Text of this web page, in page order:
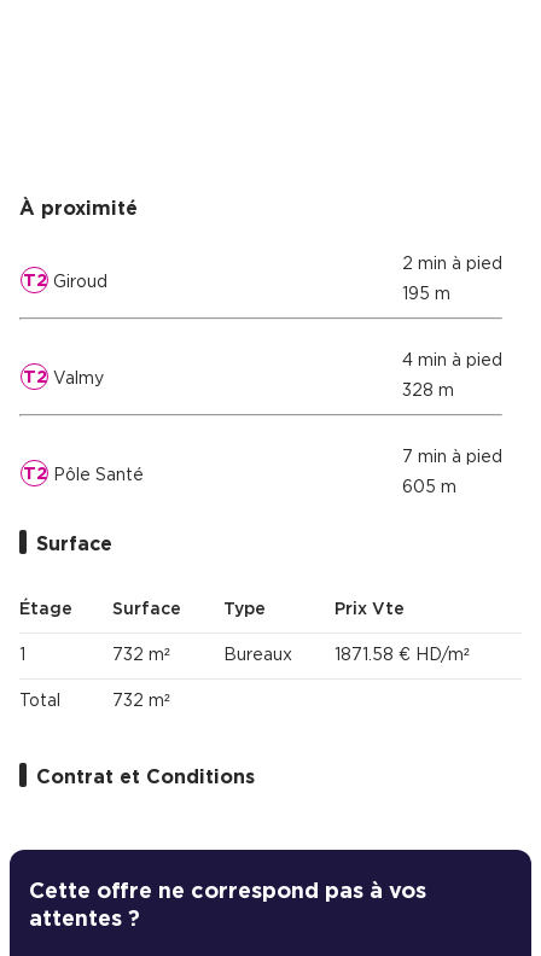
À proximité
T2Giroud
2 min à pied
195 m
T2Valmy
4 min à pied
328 m
T2Pôle Santé
7 min à pied
605 m
Surface
Étage Surface Type Prix Vte
732 m² Bureaux 1871.58 € HD/m²
Total 732 m²
Contrat et Conditions
Cette offre ne correspond pas à vos
attentes ?